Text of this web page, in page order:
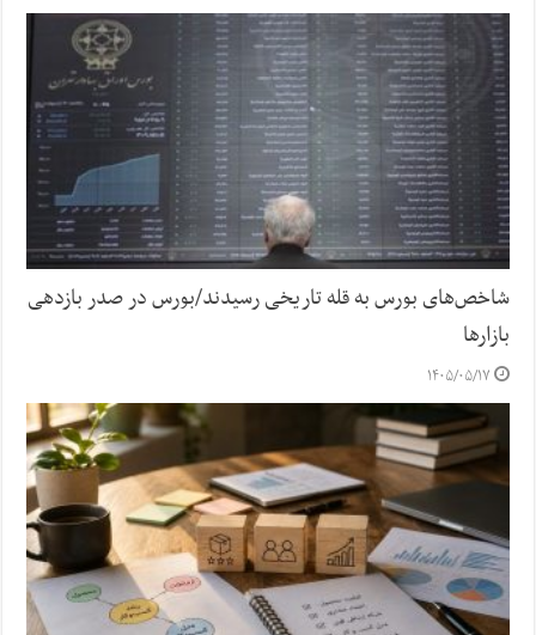
شاخص‌های بورس به قله تاریخی رسیدند/بورس در صدر بازدهی
بازارها
۱۴۰۵/۰۵/۱۷